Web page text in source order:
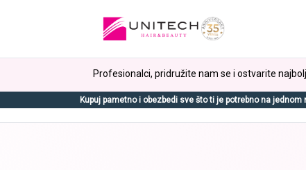
Profesionalci, pridružite nam se i ostvarite
Kupuj pametno i obezbedi sve što ti je potrebno na